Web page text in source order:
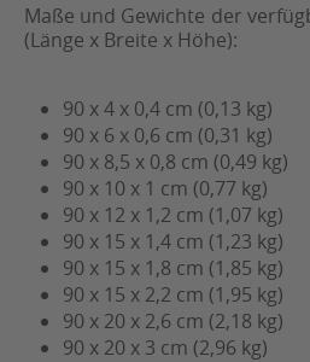
Maße und Gewichte der
(Länge x Breite x Höhe):
90 x 4 x 0,4 cm (0,13 kg)
90 x 6 x 0,6 cm (0,31 kg)
90 x 8,5 x 0,8 cm (0,49 kg)
90 x 10 x 1 cm (0,77 kg)
90 x 12 x 1,2 cm (1,07 kg)
90 x 15 x 1,4 cm (1,23 kg)
90 x 15 x 1,8 cm (1,85 kg)
90 x 15 x 2,2 cm (1,95 kg)
90 x 20 x 2,6 cm (2,18 kg)
90 x 20 x 3 cm (2,96 kg)